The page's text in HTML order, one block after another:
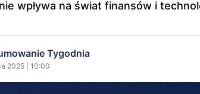
wpływa na świat finansów i
Tygodnia
2025 | 10:00